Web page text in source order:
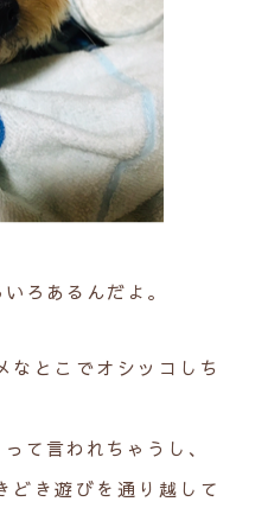
ろあるんだよ。
なとこでオシッコしち
て言われちゃうし、
どき遊びを通り越して